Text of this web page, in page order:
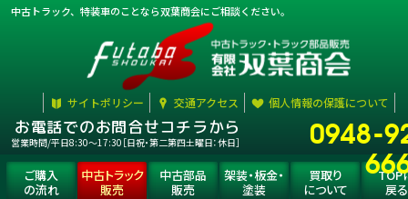
中古トラック、特装車のことなら双葉商会にご相談ください。
サイトポリシー 交通アクセス 個人情報の保護について
お電話でのお問合せコチラから
営業時間/平日8:30〜17:30［日祝・第二第四土曜日：休日］ 0948-
ご購入
の流れ
中古トラック
販売
中古部品
販売
架装・板金・
塗装
買取り
について
TOP
戻る